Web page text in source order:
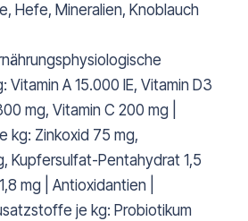
Hefe, Mineralien, Knoblauch
A 15.000 IE, Vitamin D3
mg, Vitamin C 200 mg |
kg: Zinkoxid 75 mg,
Kupfersulfat-Pentahydrat 1,5
mg | Antioxidantien |
je kg: Probiotikum